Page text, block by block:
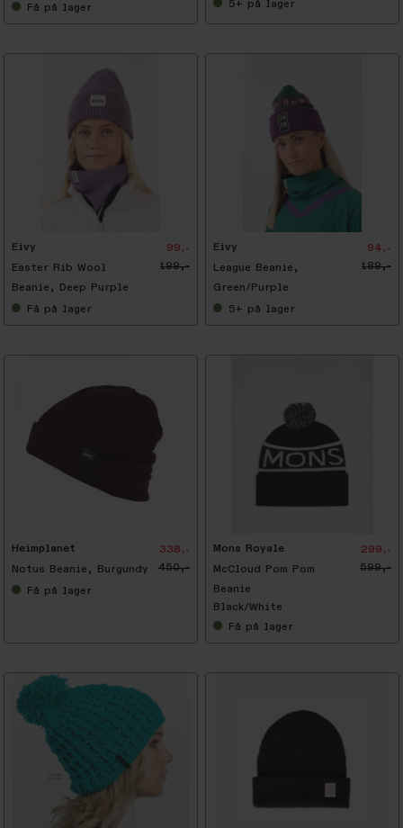
Få på lager
5+ på lager
Eivy
Easter Rib Wool
Beanie, Deep Purple
99,-
199,-
Få på lager
Eivy
League Beanie,
Green/Purple
94,-
189,-
5+ på lager
Heimplanet
Notus Beanie, Burgundy
338,-
450,-
Få på lager
Mons Royale
McCloud Pom Pom
Beanie
299,-
599,-
Black/White
Få på lager